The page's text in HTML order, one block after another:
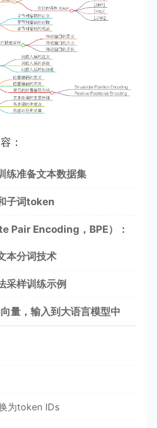
：
练准备文本数据集
子词token
Pair Encoding，BPE）：
本分词技术
采样训练示例
量，输入到大语言模型中
为token IDs